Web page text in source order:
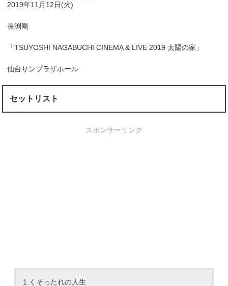
2019年11月12日(火)
長渕剛
「TSUYOSHI NAGABUCHI CINEMA & LIVE 2019 太陽の家」
仙台サンプラザホール
セットリスト
スポンサーリンク
1.くそったれの人生